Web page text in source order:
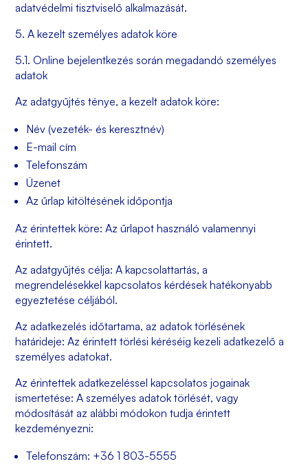
adatvédelmi tisztviselő alkalmazását.
5. A kezelt személyes adatok köre
5.1. Online bejelentkezés során megadandó személyes
adatok
Az adatgyűjtés ténye, a kezelt adatok köre:
Név (vezeték- és keresztnév)
E-mail cím
Telefonszám
Üzenet
Az űrlap kitöltésének időpontja
Az érintettek köre:Az űrlapot használó valamennyi
érintett.
Az adatgyűjtés célja: A kapcsolattartás, a
megrendelésekkel kapcsolatos kérdések hatékonyabb
egyeztetése céljából.
Az adatkezelés időtartama, az adatok törlésének
határideje: Az érintett törlési kéréséig kezeli adatkezelő a
személyes adatokat.
Az érintettek adatkezeléssel kapcsolatos jogainak
ismertetése: A személyes adatok törlését, vagy
módosítását az alábbi módokon tudja érintett
kezdeményezni:
Telefonszám: +36 1 803-5555